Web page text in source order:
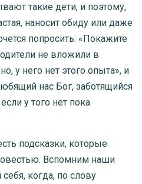
такие дети, и поэтому,
наносит обиду или даже
попросить: «Покажите
не вложили в
у него нет этого опыта», и
нас Бог, заботящийся
у того нет пока
подсказки, которые
Вспомним наши
когда, по слову